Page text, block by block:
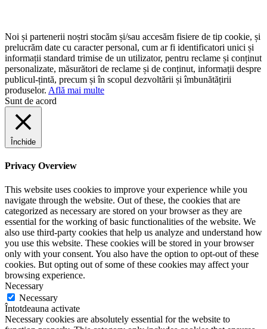
Noi și partenerii noștri stocăm și/sau accesăm fisiere de tip cookie, și
prelucrăm date cu caracter personal, cum ar fi identificatori unici și
informații standard trimise de un utilizator, pentru reclame și conținut
personalizate, măsurători de reclame și de conținut, informații despre
publicul-țintă, precum și în scopul dezvoltării și îmbunătățirii
produselor. Află mai multe
Sunt de acord
Închide
Privacy Overview
This website uses cookies to improve your experience while you
navigate through the website. Out of these, the cookies that are
categorized as necessary are stored on your browser as they are
essential for the working of basic functionalities of the website. We
also use third-party cookies that help us analyze and understand how
you use this website. These cookies will be stored in your browser
only with your consent. You also have the option to opt-out of these
cookies. But opting out of some of these cookies may affect your
browsing experience.
Necessary
Necessary
Întotdeauna activate
Necessary cookies are absolutely essential for the website to